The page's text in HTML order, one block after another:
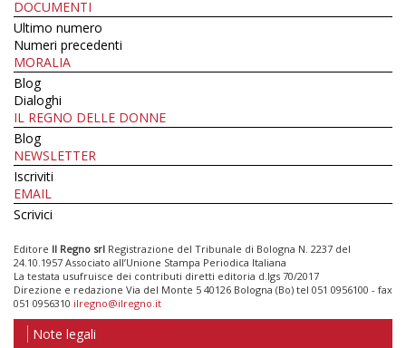
DOCUMENTI
Ultimo numero
Numeri precedenti
MORALIA
Blog
Dialoghi
IL REGNO DELLE DONNE
Blog
NEWSLETTER
Iscriviti
EMAIL
Scrivici
Editore Il Regno srl Registrazione del Tribunale di Bologna N. 2237 del
24.10.1957 Associato all’Unione Stampa Periodica Italiana
La testata usufruisce dei contributi diretti editoria d.lgs 70/2017
Direzione e redazione Via del Monte 5 40126 Bologna (Bo) tel 051 0956100 - fax
051 0956310 ilregno@ilregno.it
Note legali